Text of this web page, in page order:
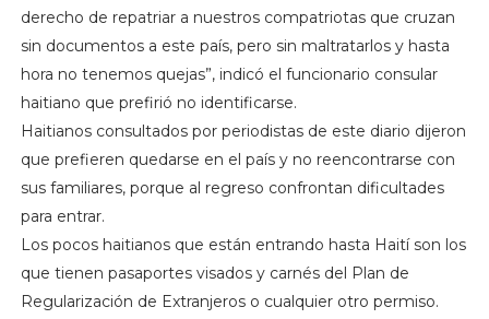
derecho de repatriar a nuestros compatriotas que cruzan
sin documentos a este país, pero sin maltratarlos y hasta
hora no tenemos quejas”, indicó el funcionario consular
haitiano que prefirió no identificarse.
Haitianos consultados por periodistas de este diario dijeron
que prefieren quedarse en el país y no reencontrarse con
sus familiares, porque al regreso confrontan dificultades
para entrar.
Los pocos haitianos que están entrando hasta Haití son los
que tienen pasaportes visados y carnés del Plan de
Regularización de Extranjeros o cualquier otro permiso.